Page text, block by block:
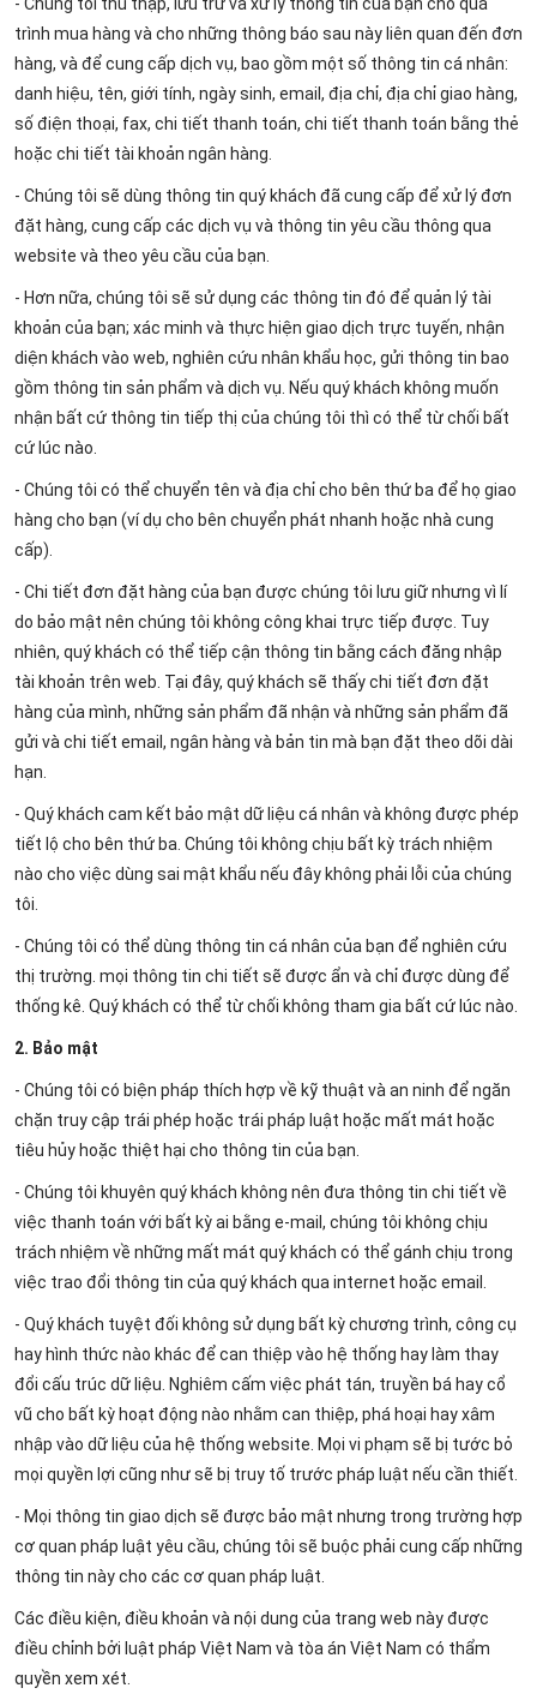
trình mua hàng và cho những thông báo sau này liên quan đến đơn
hàng, và để cung cấp dịch vụ, bao gồm một số thông tin cá nhân:
danh hiệu, tên, giới tính, ngày sinh, email, địa chỉ, địa chỉ giao hàng,
số điện thoại, fax, chi tiết thanh toán, chi tiết thanh toán bằng thẻ
hoặc chi tiết tài khoản ngân hàng.
- Chúng tôi sẽ dùng thông tin quý khách đã cung cấp để xử lý đơn
đặt hàng, cung cấp các dịch vụ và thông tin yêu cầu thông qua
website và theo yêu cầu của bạn.
- Hơn nữa, chúng tôi sẽ sử dụng các thông tin đó để quản lý tài
khoản của bạn; xác minh và thực hiện giao dịch trực tuyến, nhận
diện khách vào web, nghiên cứu nhân khẩu học, gửi thông tin bao
gồm thông tin sản phẩm và dịch vụ. Nếu quý khách không muốn
nhận bất cứ thông tin tiếp thị của chúng tôi thì có thể từ chối bất
cứ lúc nào.
- Chúng tôi có thể chuyển tên và địa chỉ cho bên thứ ba để họ giao
hàng cho bạn (ví dụ cho bên chuyển phát nhanh hoặc nhà cung
cấp).
- Chi tiết đơn đặt hàng của bạn được chúng tôi lưu giữ nhưng vì lí
do bảo mật nên chúng tôi không công khai trực tiếp được. Tuy
nhiên, quý khách có thể tiếp cận thông tin bằng cách đăng nhập
tài khoản trên web. Tại đây, quý khách sẽ thấy chi tiết đơn đặt
hàng của mình, những sản phẩm đã nhận và những sản phẩm đã
gửi và chi tiết email, ngân hàng và bản tin mà bạn đặt theo dõi dài
hạn.
- Quý khách cam kết bảo mật dữ liệu cá nhân và không được phép
tiết lộ cho bên thứ ba. Chúng tôi không chịu bất kỳ trách nhiệm
nào cho việc dùng sai mật khẩu nếu đây không phải lỗi của chúng
tôi.
- Chúng tôi có thể dùng thông tin cá nhân của bạn để nghiên cứu
thị trường. mọi thông tin chi tiết sẽ được ẩn và chỉ được dùng để
thống kê. Quý khách có thể từ chối không tham gia bất cứ lúc nào.
2. Bảo mật
- Chúng tôi có biện pháp thích hợp về kỹ thuật và an ninh để ngăn
chặn truy cập trái phép hoặc trái pháp luật hoặc mất mát hoặc
tiêu hủy hoặc thiệt hại cho thông tin của bạn.
- Chúng tôi khuyên quý khách không nên đưa thông tin chi tiết về
việc thanh toán với bất kỳ ai bằng e-mail, chúng tôi không chịu
trách nhiệm về những mất mát quý khách có thể gánh chịu trong
việc trao đổi thông tin của quý khách qua internet hoặc email.
- Quý khách tuyệt đối không sử dụng bất kỳ chương trình, công cụ
hay hình thức nào khác để can thiệp vào hệ thống hay làm thay
đổi cấu trúc dữ liệu. Nghiêm cấm việc phát tán, truyền bá hay cổ
vũ cho bất kỳ hoạt động nào nhằm can thiệp, phá hoại hay xâm
nhập vào dữ liệu của hệ thống website. Mọi vi phạm sẽ bị tước bỏ
mọi quyền lợi cũng như sẽ bị truy tố trước pháp luật nếu cần thiết.
- Mọi thông tin giao dịch sẽ được bảo mật nhưng trong trường hợp
cơ quan pháp luật yêu cầu, chúng tôi sẽ buộc phải cung cấp những
thông tin này cho các cơ quan pháp luật.
Các điều kiện, điều khoản và nội dung của trang web này được
điều chỉnh bởi luật pháp Việt Nam và tòa án Việt Nam có thẩm
quyền xem xét.